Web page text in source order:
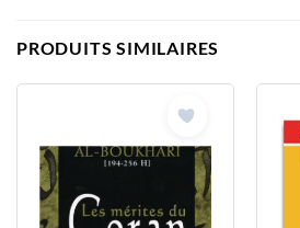
PRODUITS SIMILAIRES